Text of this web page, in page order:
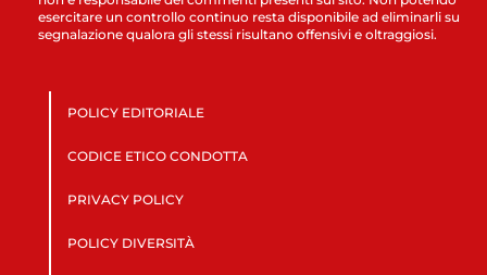
esercitare un controllo continuo resta disponibile ad eliminarli su
segnalazione qualora gli stessi risultano offensivi e oltraggiosi.
POLICY EDITORIALE
CODICE ETICO CONDOTTA
PRIVACY POLICY
POLICY DIVERSITÀ